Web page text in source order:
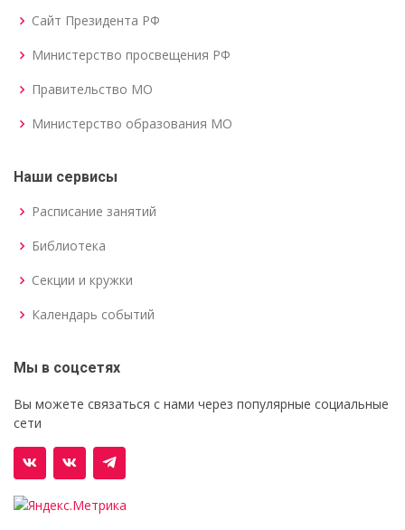
Сайт Президента РФ
Министерство просвещения РФ
Правительство МО
Министерство образования МО
Наши сервисы
Расписание занятий
Библиотека
Секции и кружки
Календарь событий
Мы в соцсетях
Вы можете связаться с нами через популярные социальные
сети